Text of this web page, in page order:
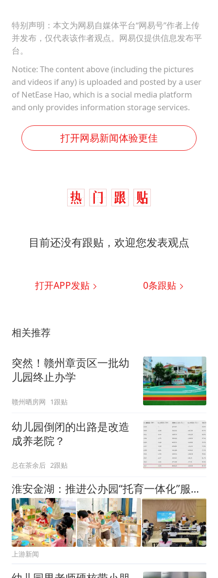
特别声明：本文为网易自媒体平台“网易号”作者上传
并发布，仅代表该作者观点。网易仅提供信息发布平
台。
Notice: The content above (including the pictures
and videos if any) is uploaded and posted by a user
of NetEase Hao, which is a social media platform
and only provides information storage services.
打开网易新闻体验更佳
目前还没有跟贴，欢迎您发表观点
打开APP发贴 0条跟贴
相关推荐
突然！赣州章贡区一批幼
儿园终止办学
赣州晒房网 1跟贴
幼儿园倒闭的出路是改造
成养老院？
总在茶余后 2跟贴
淮安金湖：推进公办园“托育一体化”服务 全时段守护成长路
上游新闻